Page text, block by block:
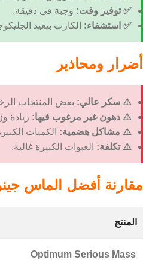
✅ توفير وقت: وجبة في دقيقة.
✅ استشفاء: الكارب بيعيد
أضرار ومحاذير
⚠️ سكر عالي: بعض المنتجات
⚠️ دهون غير مرغوب فيها: زيادة
⚠️ مشاكل هضمية: الكميات
⚠️ تكلفة: العبوات الكبيرة غالية.
مقارنة أفضل الماس جينر
المنتج
Optimum Serious Mass